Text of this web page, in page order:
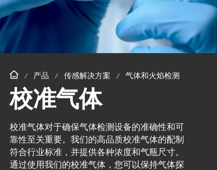
产品 传感解决方案 气体和火焰检测
校准气体
校准气体对于确保气体检测设备的准确性和可
靠性至关重要。我们的高品质校准气体的配制
符合行业标准，并提供各种浓度和气瓶尺寸。
通过使用我们的校准气体，您可以保持气体探